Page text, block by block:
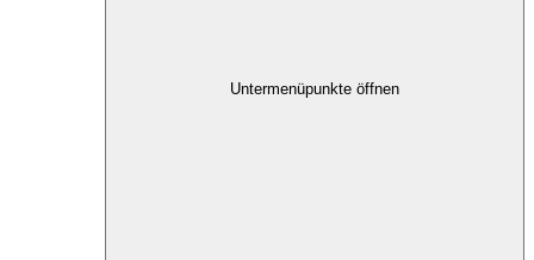
Untermenüpunkte öffnen